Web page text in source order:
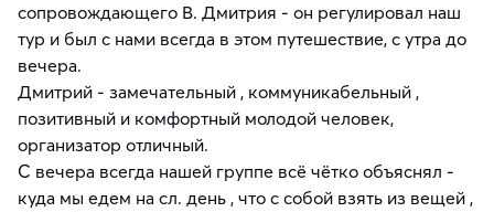
сопровождающего В. Дмитрия - он регулировал наш
тур и был с нами всегда в этом путешествие, с утра до
вечера.
Дмитрий - замечательный , коммуникабельный ,
позитивный и комфортный молодой человек,
организатор отличный.
С вечера всегда нашей группе всё чётко объяснял -
куда мы едем на сл. день , что с собой взять из вещей ,